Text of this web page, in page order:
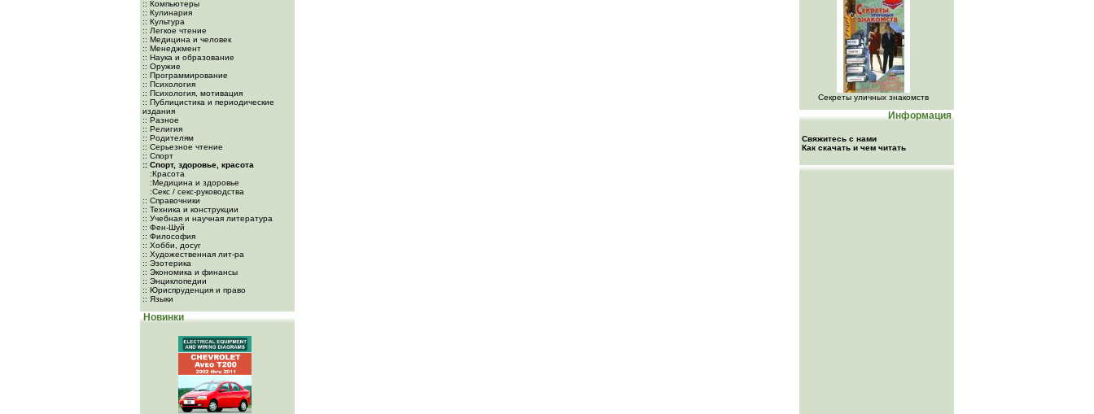
:: Компьютеры
:: Кулинария
:: Культура
:: Легкое чтение
:: Медицина и человек
:: Менеджмент
:: Наука и образование
:: Оружие
:: Программирование
:: Психология
:: Психология, мотивация
:: Публицистика и периодические
издания
:: Разное
:: Религия
:: Родителям
:: Серьезное чтение
:: Спорт
:: Спорт, здоровье, красота
:Красота
:Медицина и здоровье
:Секс / секс-руководства
:: Справочники
:: Техника и конструкции
:: Учебная и научная литература
:: Фен-Шуй
:: Философия
:: Хобби, досуг
:: Художественная лит-ра
:: Эзотерика
:: Экономика и финансы
:: Энциклопедии
:: Юриспруденция и право
:: Языки
Новинки
Секреты уличных знакомств
Информация
Свяжитесь с нами
Как скачать и чем читать